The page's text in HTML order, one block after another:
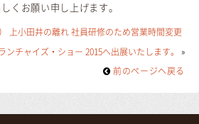
くお願い申し上げます。
上小田井の離れ 社員研修のため営業時間変更
ンチャイズ・ショー 2015へ出展いたします。
»
前のページヘ戻る